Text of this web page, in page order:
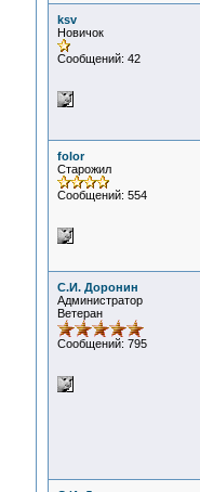
ksv
Новичок
Сообщений: 42
folor
Старожил
Сообщений: 554
С.И. Доронин
Администратор
Ветеран
Сообщений: 795